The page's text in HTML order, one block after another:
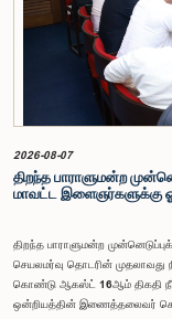
நிர்வாக ஏற்பாடுகள் குறித்து
வலியுறுத்தப்பட்டது.விசேட
முன்மொழிவுகளையும் முந்தைய
செய்து, நடைமுறைக்கு ஏற்ற
அதனைத் தொடர்ந்து, அந்தப்
குழு
பாராளுமன்ற உறுப்பினர்களான
சண்முகம் குகதாசன் ஆகியோர்
2026-08-07
திறந்த பாராளுமன்ற
மாவட்ட இளைஞர்களுக்கு
திறந்த பாராளுமன்ற
செயலமர்வு தொடரின்
கொண்டு ஆகஸ்ட் 16ஆம் திகதி
ஒன்றியத்தின் இணைத்தலைவர்